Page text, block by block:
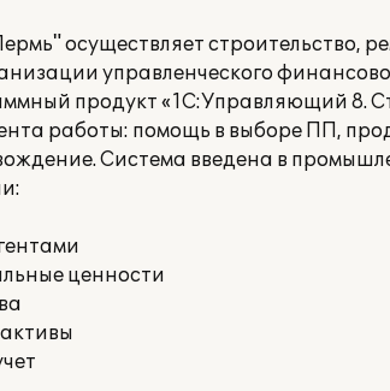
осуществляет строительство,
управленческого
продукт «1С:Управляющий 8.
работы: помощь в выборе ПП,
Система введена в
ценности